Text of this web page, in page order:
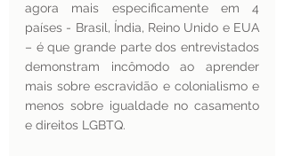
agora mais especificamente em 4
países - Brasil, Índia, Reino Unido e EUA
– é que grande parte dos entrevistados
demonstram incômodo ao aprender
mais sobre escravidão e colonialismo e
menos sobre igualdade no casamento
e direitos LGBTQ.